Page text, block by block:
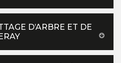
D’ARBRE ET DE